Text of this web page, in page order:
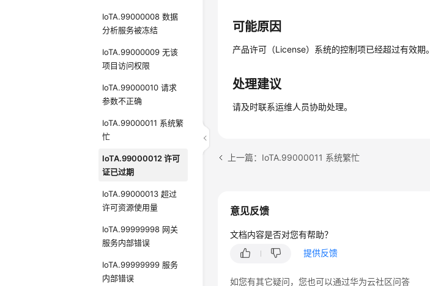
IoTA.99000008 数据
分析服务被冻结
IoTA.99000009 无该
项目访问权限
IoTA.99000010 请求
参数不正确
IoTA.99000011 系统繁
忙
IoTA.99000012 许可
证已过期
IoTA.99000013 超过
许可资源使用量
IoTA.99999998 网关
服务内部错误
IoTA.99999999 服务
内部错误
可能原因
产品许可（License）系统的控制项已经超过有效期。
处理建议
请及时联系运维人员协助处理。
上一篇：IoTA.99000011 系统繁忙
意见反馈
文档内容是否对您有帮助？
提供反馈
如您有其它疑问，您也可以通过华为云社区问答